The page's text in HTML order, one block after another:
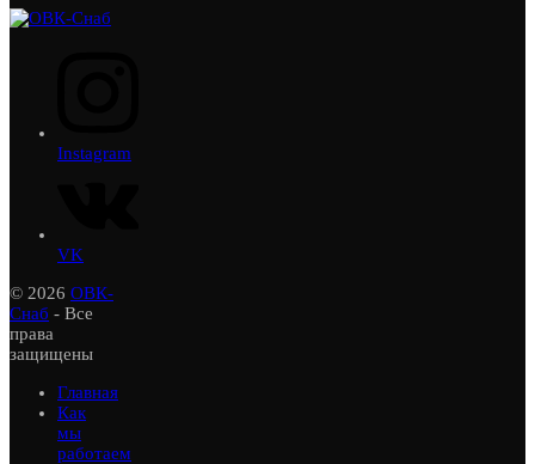
Instagram
VK
© 2026 ОВК-
Снаб - Все
права
защищены
Главная
Как
мы
работаем